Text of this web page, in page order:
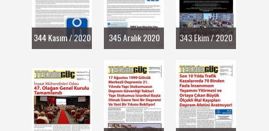
344 Kasım / 2020 345 Aralık 2020 343 Ekim / 2020